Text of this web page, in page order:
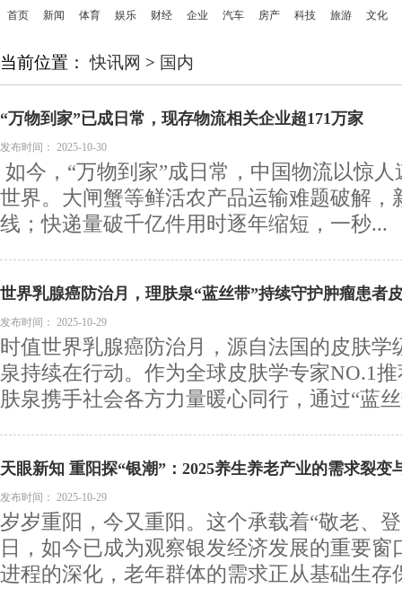
首页 新闻 体育 娱乐 财经 企业 汽车 房产 科技 旅游 文化
当前位置：快讯网 > 国内
“万物到家”已成日常，现存物流相关企业超171万家
发布时间： 2025-10-30
如今，“万物到家”成日常，中国物流以惊
世界。大闸蟹等鲜活农产品运输难题破解，
线；快递量破千亿件用时逐年缩短，一秒...
世界乳腺癌防治月，理肤泉“蓝丝带”持续守护肿瘤患者
发布时间： 2025-10-29
时值世界乳腺癌防治月，源自法国的皮肤学
泉持续在行动。作为全球皮肤学专家NO.1
肤泉携手社会各方力量暖心同行，通过“蓝
天眼新知 重阳探“银潮”：2025养生养老产业的需求裂变
发布时间： 2025-10-29
岁岁重阳，今又重阳。这个承载着“敬老、
日，如今已成为观察银发经济发展的重要窗
进程的深化，老年群体的需求正从基础生存